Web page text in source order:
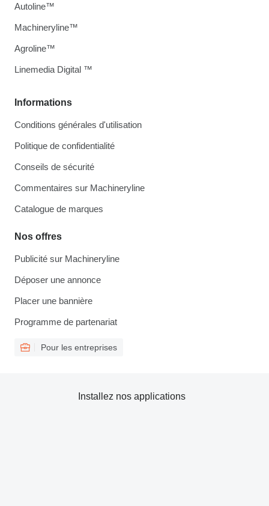
Informations
Conditions générales d'utilisation
Politique de confidentialité
Conseils de sécurité
Commentaires sur Machineryline
Catalogue de marques
Nos offres
Publicité sur Machineryline
Déposer une annonce
Placer une bannière
Programme de partenariat
Pour les entreprises
Autoline™
Machineryline™
Agroline™
Linemedia Digital ™
Installez nos applications